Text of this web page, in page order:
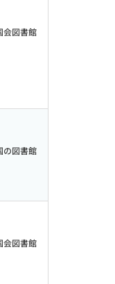
会図書館
の図書館
会図書館